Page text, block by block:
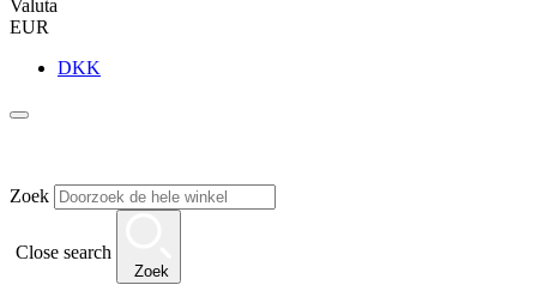
Valuta
EUR
DKK
Zoek
Close search
Zoek